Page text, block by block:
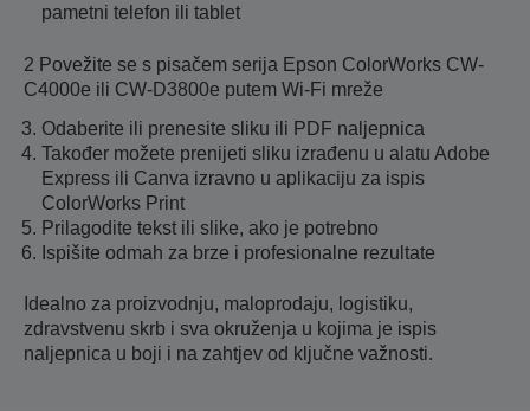
pametni telefon ili tablet
2 Povežite se s pisačem serija Epson ColorWorks CW-
C4000e ili CW-D3800e putem Wi-Fi mreže
Odaberite ili prenesite sliku ili PDF naljepnica
Također možete prenijeti sliku izrađenu u alatu Adobe
Express ili Canva izravno u aplikaciju za ispis
ColorWorks Print
Prilagodite tekst ili slike, ako je potrebno
Ispišite odmah za brze i profesionalne rezultate
Idealno za proizvodnju, maloprodaju, logistiku,
zdravstvenu skrb i sva okruženja u kojima je ispis
naljepnica u boji i na zahtjev od ključne važnosti.